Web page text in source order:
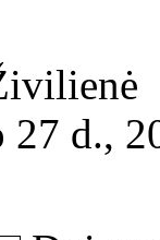
27 d.,